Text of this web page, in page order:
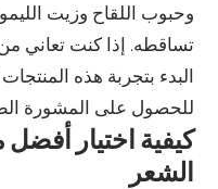
وحبوب اللقاح وزيت
تساقطه. إذا كنت تعاني
البدء بتجربة هذه
للحصول على المشورة
كيفية اختيار
الشعر